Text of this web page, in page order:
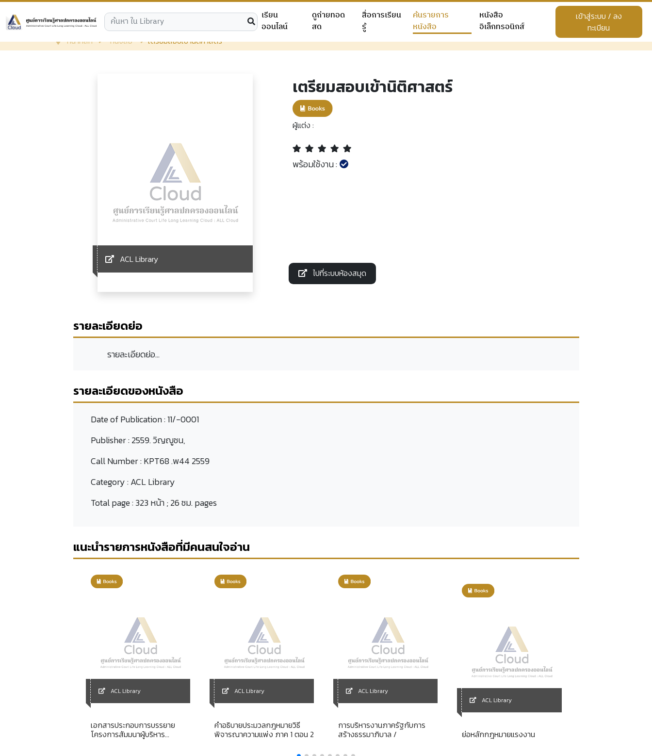
เรียน
ออนไลน์
ดูถ่ายทอด
สด
สื่อการเรียน
รู้
ค้นรายการ
หนังสือ
หนังสือ
อิเล็กทรอนิกส์
เข้าสู่ระบบ / ลง
ทะเบียน
หน้าหลัก
หนังสือ เตรียมสอบเข้านิติศาสตร์
ACL Library
เตรียมสอบเข้านิติศาสตร์
ผู้แต่ง :
พร้อมใช้งาน :
ไปที่ระบบห้องสมุด
รายละเอียดย่อ
รายละเอียดย่อ...
รายละเอียดของหนังสือ
Date of Publication :11/-0001
Publisher :2559. วิญญูชน,
Call Number :KPT68 .พ44 2559
Category :ACL Library
Total page :323 หน้า ; 26 ซม. pages
แนะนำรายการหนังสือที่มีคนสนใจอ่าน
ACL Library
เอกสารประกอบการบรรยาย
โครงการสัมมนาผู้บริหาร
ACL Library
คำอธิบายประมวลกฎหมายวิธี
พิจารณาความแพ่ง ภาค 1 ตอน 2
ACL Library
การบริหารงานภาครัฐกับการ
สร้างธรรมาภิบาล /
ACL Library
ย่อหลักกฎหมายแรงงาน